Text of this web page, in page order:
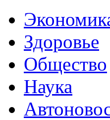
Здоровье
Общество
Наука